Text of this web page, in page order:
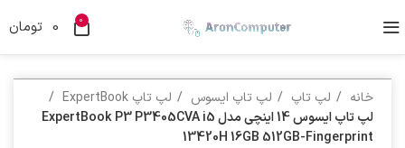
0
0 تومان
خانه لپ تاپ لپ تاپ ایسوس
لپ تاپ ExpertBook
لپ تاپ ایسوس 14 اینچی مدل ExpertBook P3 P3405CVA i5
13420H 16GB 512GB-Fingerprint